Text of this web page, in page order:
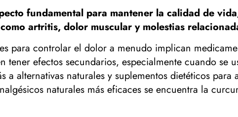
fundamental para mantener la calidad de
artritis, dolor muscular y molestias
para controlar el dolor a menudo implican
tener efectos secundarios, especialmente cuando se
a alternativas naturales y suplementos dietéticos
naturales más eficaces se encuentra la